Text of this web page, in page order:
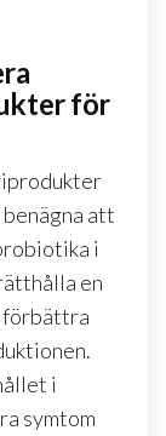
för
att
i
en
förbättra
i
symtom